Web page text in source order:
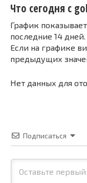
Что сегодня с
График
последние 14 дней.
Если на графике
предыдущих
Нет данных для
Подписаться